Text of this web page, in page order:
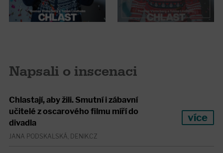
Napsali o inscenaci
Chlastají, aby žili. Smutní i zábavní
učitelé z oscarového filmu míří do
divadla
JANA PODSKALSKÁ, DENIK.CZ
více